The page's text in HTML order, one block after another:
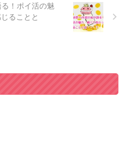
！ポイ活の魅
ることと